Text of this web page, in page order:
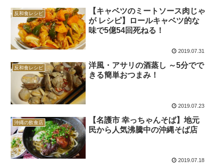
反和食レシピ
【キャベツのミートソース肉じゃ
が レシピ】ロールキャベツ的な
味で5億54回死ねる！
2019.07.31
反和食レシピ
洋風・アサリの酒蒸し ～5分でで
きる簡単おつまみ！
2019.07.23
沖縄の飲食店
【名護市 幸っちゃんそば】地元
民から人気沸騰中の沖縄そば店
2019.07.18